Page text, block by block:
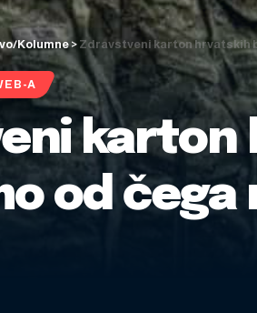
Kolumne> Zdravstveni karton hrvatskih
A
od